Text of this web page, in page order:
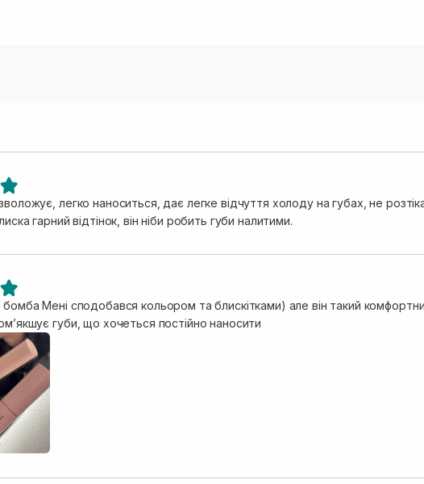
легко наноситься, дає легке відчуття холоду на губах, не
гарний відтінок, він ніби робить губи налитими.
Мені сподобався кольором та блискітками) але він такий комфортний,
губи, що хочеться постійно наносити